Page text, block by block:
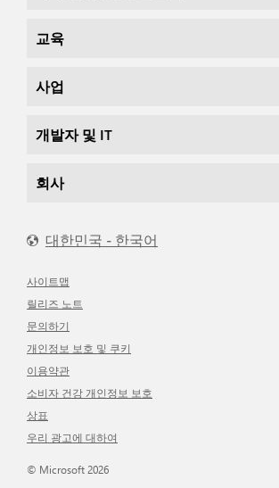
교육
사업
개발자 및 IT
회사
대한민국 - 한국어
사이트맵
릴리즈 노트
문의하기
개인정보 보호 및 쿠키
이용약관
소비자 건강 개인정보 보호
상표
우리 광고에 대하여
© Microsoft 2026